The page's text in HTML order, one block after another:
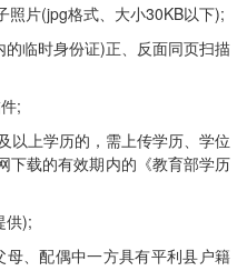
片(jpg格式、大小30KB以下);
临时身份证)正、反面同页扫描
;
上学历的，需上传学历、学位
下载的有效期内的《教育部学历
供);
、配偶中一方具有平利县户籍